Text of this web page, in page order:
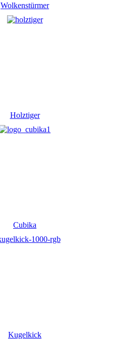
Wolkenstürmer
Holztiger
Cubika
Kugelkick